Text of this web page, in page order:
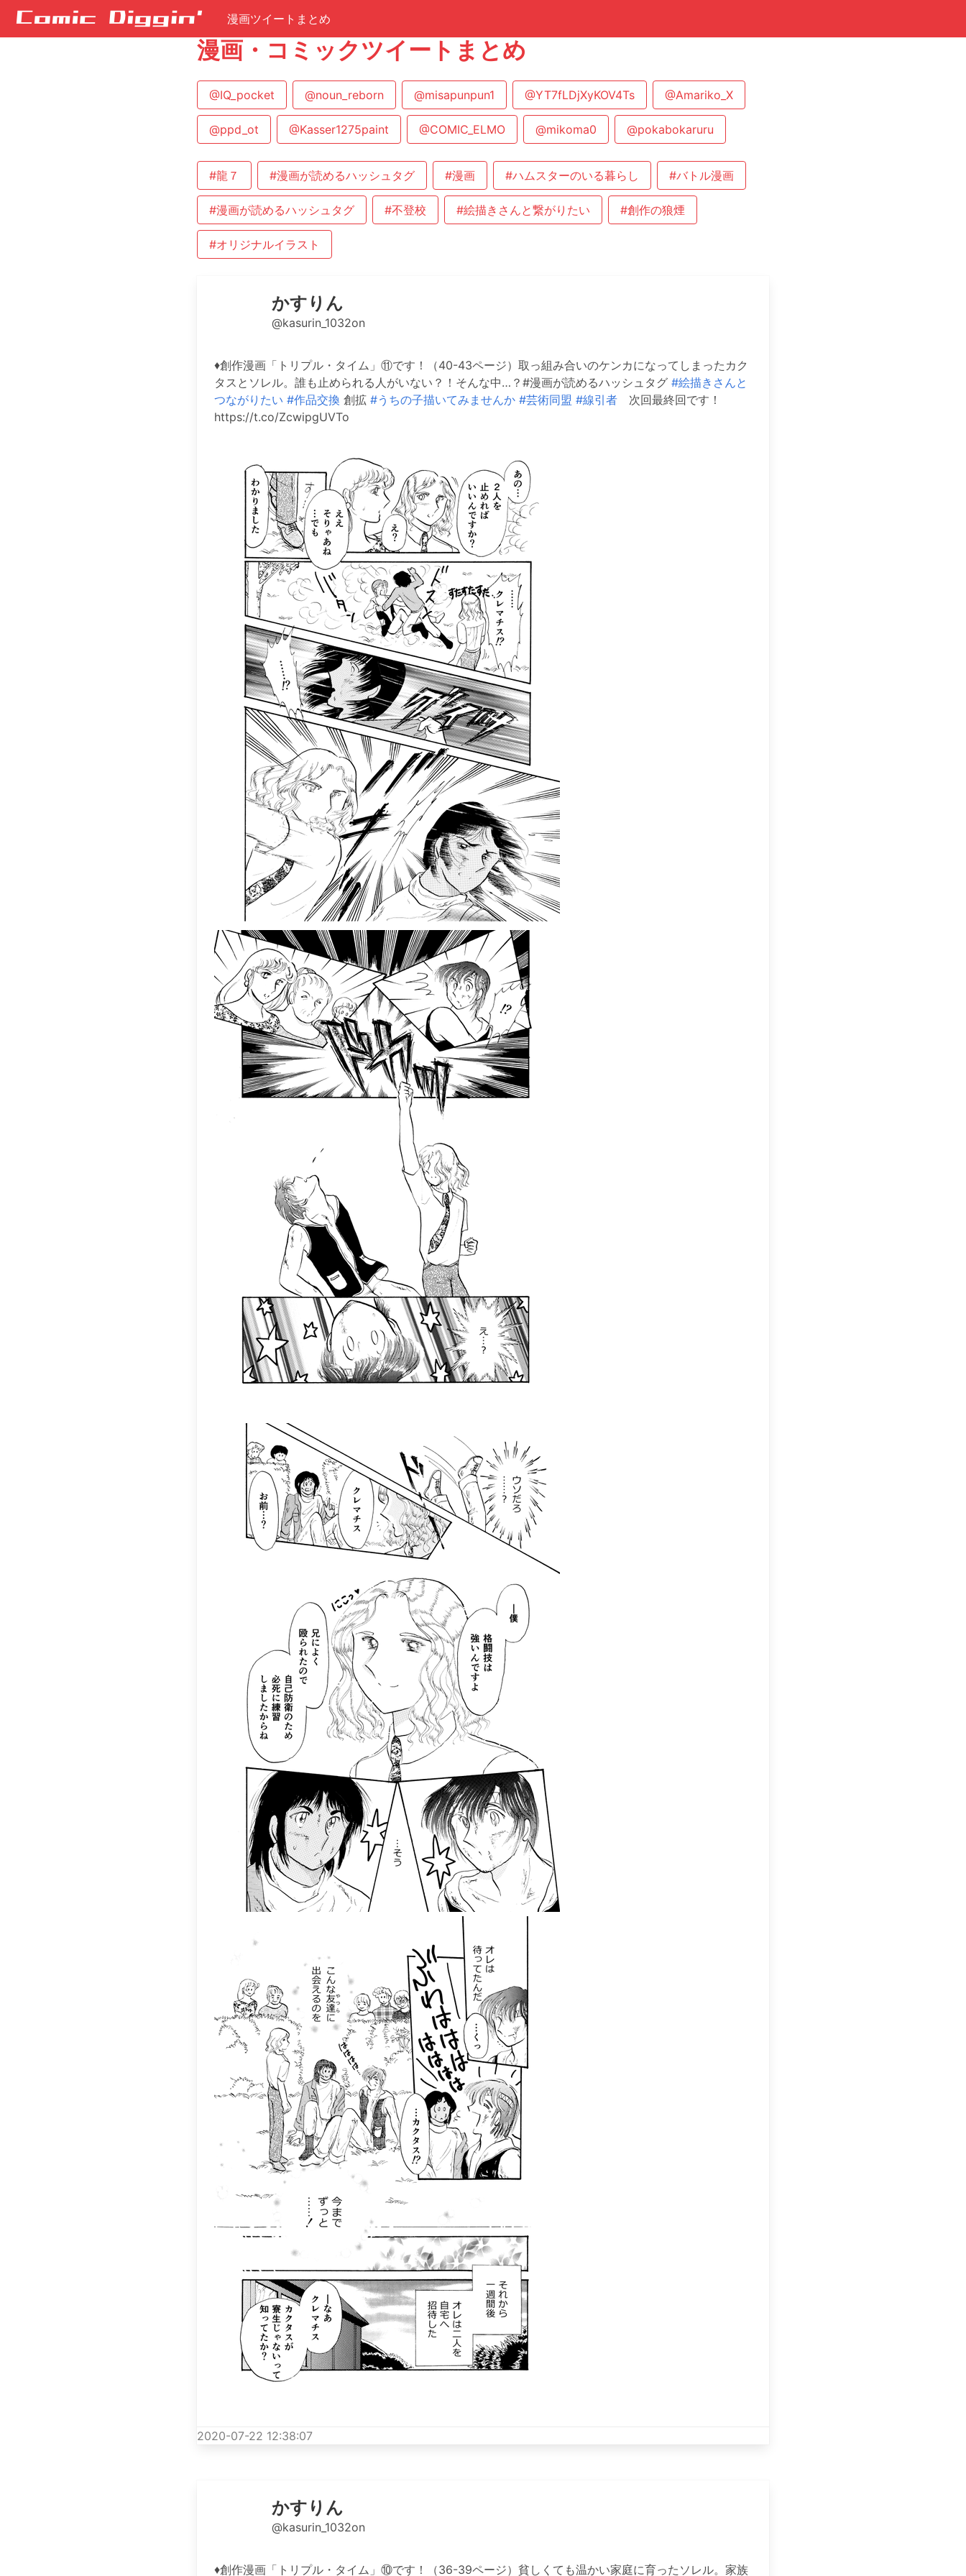
漫画ツイートまとめ
漫画・コミックツイートまとめ
@IQ_pocket @noun_reborn @misapunpun1 @YT7fLDjXyKOV4Ts @Amariko_X
@ppd_ot @Kasser1275paint @COMIC_ELMO @mikoma0 @pokabokaruru
#龍７ #漫画が読めるハッシュタグ #漫画 #ハムスターのいる暮らし #バトル漫画
#漫画が読めるハッシュタグ #不登校 #絵描きさんと繋がりたい #創作の狼煙
#オリジナルイラスト
かすりん
@kasurin_1032on
♦️創作漫画「トリプル・タイム」⑪です！（40-43ページ）取っ組み合いのケンカになってしまったカク
タスとソレル。誰も止められる人がいない？！そんな中…？#漫画が読めるハッシュタグ #絵描きさんと
つながりたい #作品交換 創拡 #うちの子描いてみませんか #芸術同盟 #線引者次回最終回です！
https://t.co/ZcwipgUVTo
2020-07-22 12:38:07
かすりん
@kasurin_1032on
♦️創作漫画「トリプル・タイム」⑩です！（36-39ページ）貧しくても温かい家庭に育ったソレル。家族